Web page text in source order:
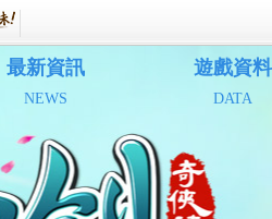
最新資訊
NEWS
遊戲資料
DATA